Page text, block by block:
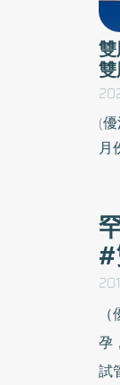
(
月
天
院
花
護
費
孕
試